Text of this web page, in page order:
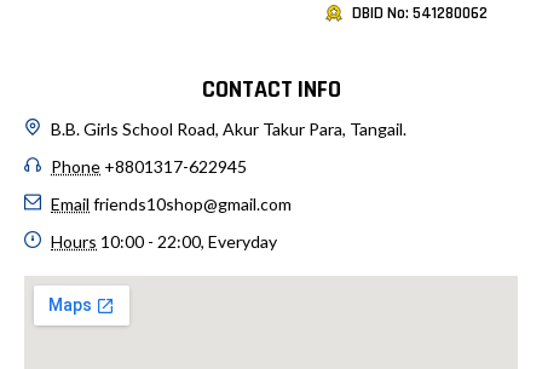
DBID No: 541280062
CONTACT INFO
B.B. Girls School Road, Akur Takur Para, Tangail.
Phone +8801317-622945
Email friends10shop@gmail.com
Hours 10:00 - 22:00, Everyday